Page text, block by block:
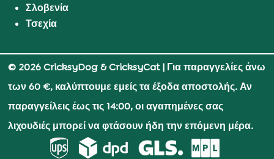
Σλοβενία
Τσεχία
© 2026 CricksyDog & CricksyCat| Για παραγγελίες άνω
των 60 €, καλύπτουμε εμείς τα έξοδα αποστολής. Αν
παραγγείλεις έως τις 14:00, οι αγαπημένες σας
λιχουδιές μπορεί να φτάσουν ήδη την επόμενη μέρα.